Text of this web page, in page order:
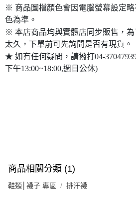
※ 商品圖檔顏色會因電腦螢幕設定
色為準。
※ 本店商品均與實體店同步販售，
太久，下單前可先詢問是否有現貨。
★ 如有任何疑問，請撥打04-
下午13:00~18:00,週日公休)
商品相關分類 (1)
鞋類│襪子 專區 排汗襪